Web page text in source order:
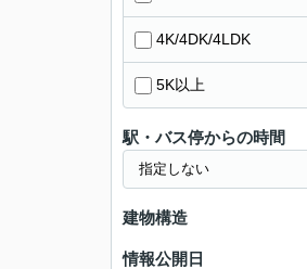
4K/4DK/4LDK
5K以上
駅・バス停からの時間
建物構造
情報公開日